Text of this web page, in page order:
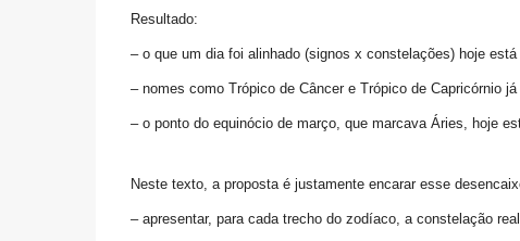
Resultado:
– o que um dia foi alinhado (signos x constelações) hoje está
– nomes como Trópico de Câncere Trópico de Capricórniojá
– o ponto do equinócio de março, que marcava Áries, hoje
Neste texto, a proposta é justamente encarar esse
– apresentar, para cada trecho do zodíaco, a constelação real